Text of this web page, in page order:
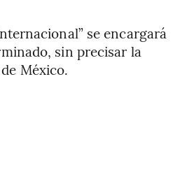
se encargará
sin precisar la
México.